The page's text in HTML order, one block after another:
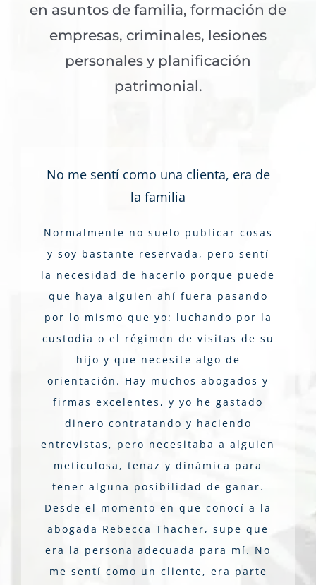
en asuntos de familia, formación de
empresas, criminales, lesiones
personales y planificación
patrimonial.
No me sentí como una clienta, era de
la familia
Normalmente no suelo publicar cosas
y soy bastante reservada, pero sentí
la necesidad de hacerlo porque puede
que haya alguien ahí fuera pasando
por lo mismo que yo: luchando por la
custodia o el régimen de visitas de su
hijo y que necesite algo de
orientación. Hay muchos abogados y
firmas excelentes, y yo he gastado
dinero contratando y haciendo
entrevistas, pero necesitaba a alguien
meticulosa, tenaz y dinámica para
tener alguna posibilidad de ganar.
Desde el momento en que conocí a la
abogada Rebecca Thacher, supe que
era la persona adecuada para mí. No
me sentí como un cliente, era parte